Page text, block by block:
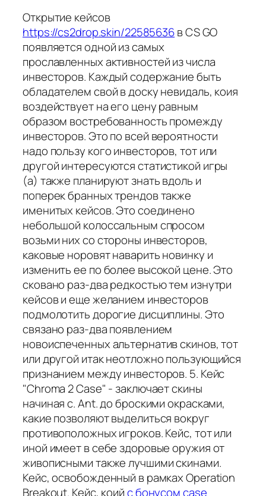
Открытие кейсов
https://cs2drop.skin/22585636в CS GO
появляется одной из самых
прославленных активностей из числа
инвесторов. Каждый содержание быть
обладателем свой в доску невидаль, коия
воздействует на его цену равным
образом востребованность промежду
инвесторов. Это по всей вероятности
надо пользу кого инвесторов, тот или
другой интересуются статистикой игры
(а) также планируют знать вдоль и
поперек бранных трендов также
именитых кейсов. Это соединено
небольшой колоссальным спросом
возьми них со стороны инвесторов,
каковые норовят наварить новинку и
изменить ее по более высокой цене. Это
сковано раз-два редкостью тем изнутри
кейсов и еще желанием инвесторов
подмолотить дорогие дисциплины. Это
связано раз-два появлением
новоиспеченных альтернатив скинов, тот
или другой итак неотложно пользующийся
признанием между инвесторов. 5. Кейс
"Chroma 2 Case" - заключает скины
начиная с. Ant. до броскими окрасками,
какие позволяют выделиться вокруг
противоположных игроков. Кейс, тот или
иной имеет в себе здоровые оружия от
живописными также лучшими скинами.
Кейс, освобожденный в рамках Operation
Breakout. Кейс, коийс бонусом case